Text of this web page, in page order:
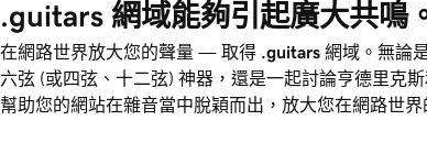
.guitars 網域能夠引起廣大共鳴
在網路世界放大您的聲量 — 取得 .guitars 網域。無論
六弦 (或四弦、十二弦) 神器，還是一起討論亨德里克
幫助您的網站在雜音當中脫穎而出，放大您在網路世界